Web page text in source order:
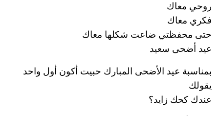
روحي معاك
فكري معاك
حتى محفظتي ضاعت شكلها معاك
عيد أضحى سعيد
بمناسبة عيد الأضحى المبارك حبيت أكون أول واحد
يقولك
عندك كحك زايد؟